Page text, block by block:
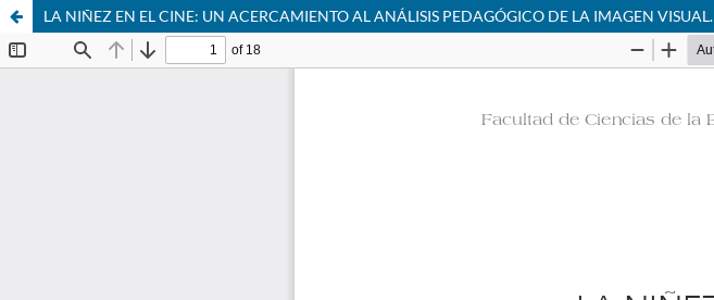
LA NIÑEZ EN EL CINE: UN ACERCAMIENTO AL ANÁLISIS PEDAGÓGICO DE LA IMAGEN VISUAL.